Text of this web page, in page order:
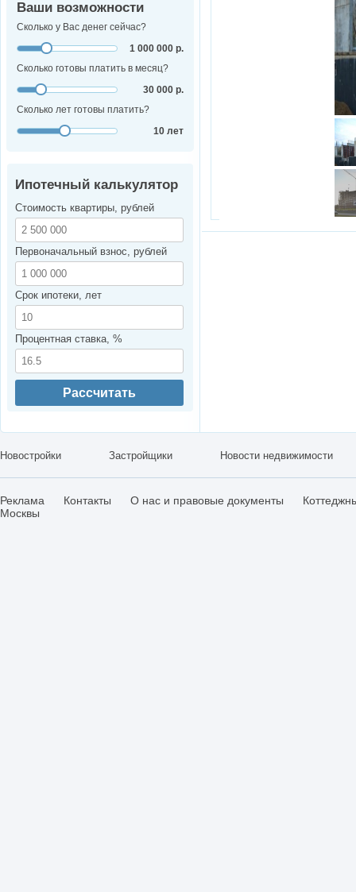
Ваши возможности
Сколько у Вас денег сейчас?
1 000 000 р.
Сколько готовы платить в месяц?
30 000 р.
Сколько лет готовы платить?
10 лет
Ипотечный калькулятор
Стоимость квартиры, рублей
Первоначальный взнос, рублей
Срок ипотеки, лет
Процентная ставка, %
Рассчитать
Новостройки Застройщики Новости недвижимости
Реклама Контакты О нас и правовые документы
Москвы